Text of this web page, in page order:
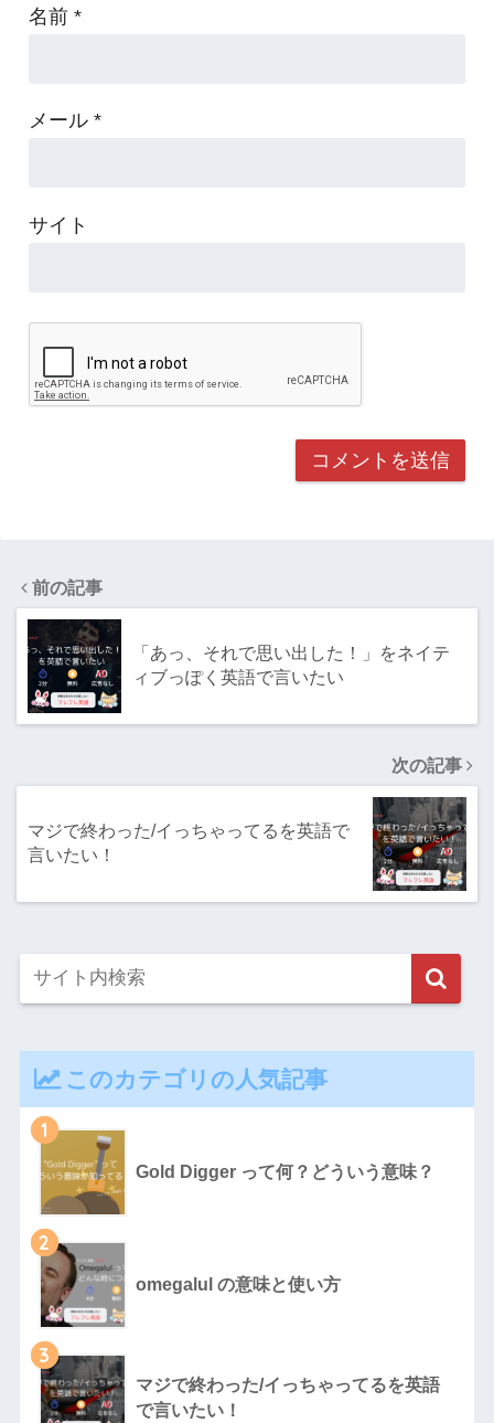
名前*
メール*
サイト
前の記事
「あっ、それで思い出した！」をネイテ
ィブっぽく英語で言いたい
次の記事
マジで終わった/イっちゃってるを英語で
言いたい！
このカテゴリの人気記事
1
Gold Digger って何？どういう意味？
2
omegalul の意味と使い方
3
マジで終わった/イっちゃってるを英語
で言いたい！